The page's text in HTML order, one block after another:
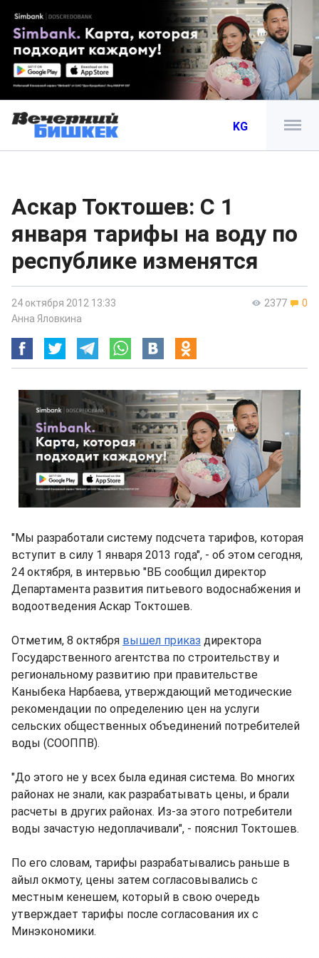
KG
Аскар Токтошев: С 1
января тарифы на воду по
республике изменятся
2377 0
24 октября 2012 13:33
Анна Яловкина
"Мы разработали систему подсчета тарифов, которая
вступит в силу 1 января 2013 года", - об этом сегодня,
24 октября, в интервью "ВБ сообщил директор
Департамента развития питьевого водоснабжения и
водоотведения Аскар Токтошев.
Отметим, 8 октября вышел приказ директора
Государственного агентства по строительству и
региональному развитию при правительстве
Каныбека Нарбаева, утверждающий методические
рекомендации по определению цен на услуги
сельских общественных объединений потребителей
воды (СООППВ).
"До этого не у всех была единая система. Во многих
районах не знали, как разрабатывать цены, и брали
расчеты в других районах. Из-за этого потребители
воды зачастую недоплачивали", - пояснил Токтошев.
По его словам, тарифы разрабатывались раньше в
айыл окмоту, цены затем согласовывались с
местным кенешем, который в свою очередь
утверждает тарифы после согласования их с
Минэкономики.